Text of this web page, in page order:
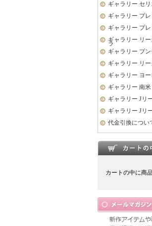
ギャラリー セ
ギャラリー プ
ギャラリー プ
ギャラリー リ
ラ
ギャラリー ブ
ギャラリー リ
ギャラリー ヨ
ギャラリー 南
ギャラリー Jリ
ギャラリー Jリ
代金引換につい
カートの中に商